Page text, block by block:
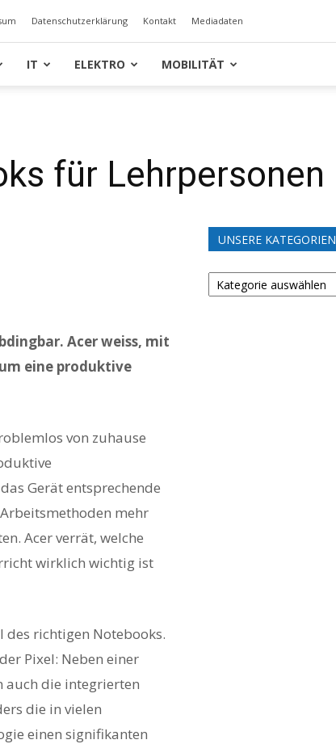
Datenschutzerklärung Kontakt Mediadaten
IT ELEKTRO MOBILITÄT
für Lehrpersonen
Acer weiss, mit
eine produktive
von zuhause
Gerät entsprechende
mehr
Acer verrät, welche
wirklich wichtig ist
des richtigen Notebooks.
Pixel: Neben einer
die integrierten
die in vielen
einen signifikanten
UNSERE KATEGORIEN
UNSERE
KATEGORIEN